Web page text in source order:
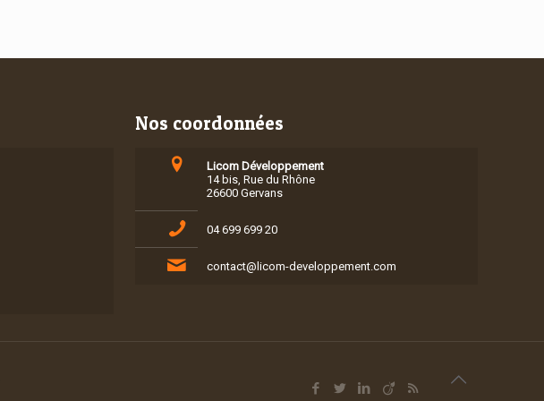
Nos coordonnées
Licom Développement
14 bis, Rue du Rhône
26600 Gervans
04 699 699 20
contact@licom-developpement.com